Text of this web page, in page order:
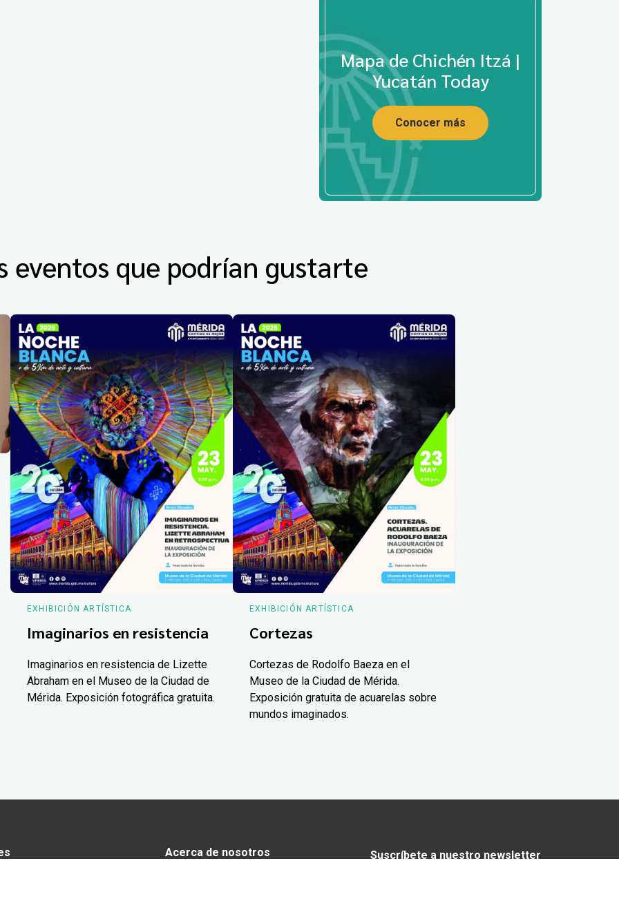
Mapa de Chichén Itzá |
Yucatán Today
Conocer más
eventos que podrían gustarte
EXHIBICIÓN ARTÍSTICA
Imaginarios en resistencia
Imaginarios en resistencia de Lizette
Abraham en el Museo de la Ciudad de
Mérida. Exposición fotográfica gratuita.
EXHIBICIÓN ARTÍSTICA
Cortezas
Cortezas de Rodolfo Baeza en el
Museo de la Ciudad de Mérida.
Exposición gratuita de acuarelas sobre
mundos imaginados.
Acerca de nosotros
Suscríbete a nuestro newsletter